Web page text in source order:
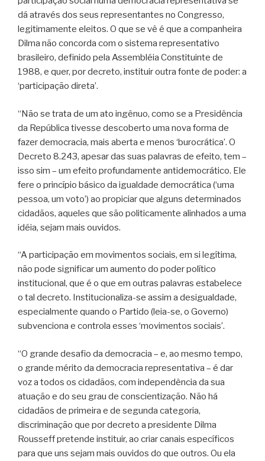
dá através dos seus representantes no Congresso,
legitimamente eleitos. O que se vê é que a companheira
Dilma não concorda com o sistema representativo
brasileiro, definido pela Assembléia Constituinte de
1988, e quer, por decreto, instituir outra fonte de poder: a
‘participação direta’.
“Não se trata de um ato ingênuo, como se a Presidência
da República tivesse descoberto uma nova forma de
fazer democracia, mais aberta e menos ‘burocrática’. O
Decreto 8.243, apesar das suas palavras de efeito, tem –
isso sim – um efeito profundamente antidemocrático. Ele
fere o princípio básico da igualdade democrática (‘uma
pessoa, um voto’) ao propiciar que alguns determinados
cidadãos, aqueles que são politicamente alinhados a uma
idéia, sejam mais ouvidos.
“A participação em movimentos sociais, em si legítima,
não pode significar um aumento do poder político
institucional, que é o que em outras palavras estabelece
o tal decreto. Institucionaliza-se assim a desigualdade,
especialmente quando o Partido (leia-se, o Governo)
subvenciona e controla esses ‘movimentos sociais’.
“O grande desafio da democracia – e, ao mesmo tempo,
o grande mérito da democracia representativa – é dar
voz a todos os cidadãos, com independência da sua
atuação e do seu grau de conscientização. Não há
cidadãos de primeira e de segunda categoria,
discriminação que por decreto a presidente Dilma
Rousseff pretende instituir, ao criar canais específicos
para que uns sejam mais ouvidos do que outros. Ou ela